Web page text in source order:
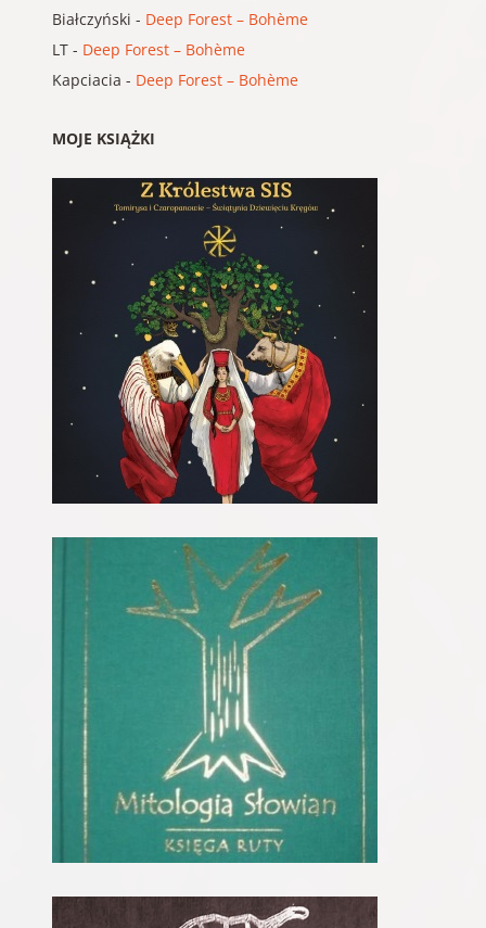
Białczyński - Deep Forest – Bohème
LT- Deep Forest – Bohème
Kapciacia - Deep Forest – Bohème
MOJE KSIĄŻKI